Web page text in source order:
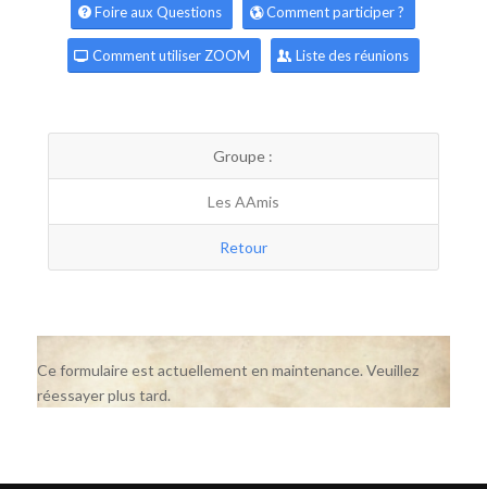
Foire aux Questions Comment participer ?
Comment utiliser ZOOM Liste des réunions
Groupe :
Les AAmis
Retour
Ce formulaire est actuellement en maintenance. Veuillez
réessayer plus tard.